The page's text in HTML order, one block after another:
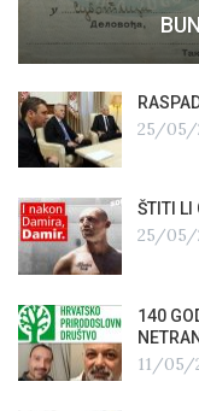
25/05/
ŠTITI LI
25/05/
140
11/05/